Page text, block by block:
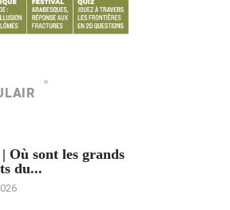
Où sont les grands
du...